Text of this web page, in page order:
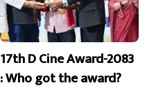
17th D Cine Award-2083
: Who got the award?